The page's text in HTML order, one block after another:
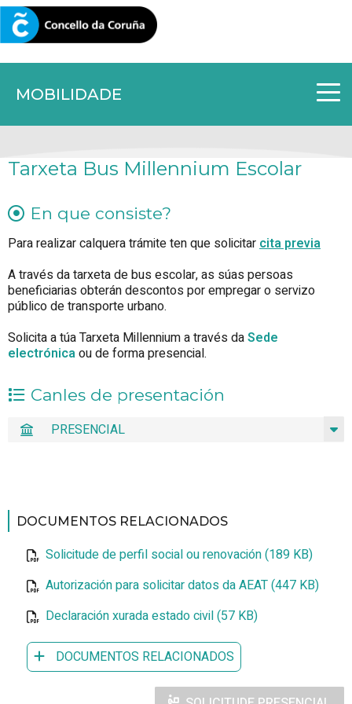
MOBILIDADE
CORUNA.GAL
Tarxeta Bus Millennium Escolar
En que consiste?
Para realizar calquera trámite ten que solicitar cita previa
A través da tarxeta de bus escolar, as súas persoas
beneficiarias obterán descontos por empregar o servizo
público de transporte urbano.
Solicita a túa Tarxeta Millennium a través daSede
electrónicaou de forma presencial.
Canles de presentación
PRESENCIAL
DOCUMENTOS RELACIONADOS
Solicitude de perfil social ou renovación (189 KB)
Autorización para solicitar datos da AEAT (447 KB)
Declaración xurada estado civil (57 KB)
DOCUMENTOS RELACIONADOS